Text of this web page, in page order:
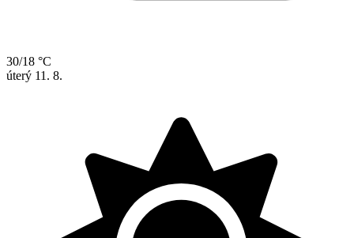
30/18 °C
úterý 11. 8.